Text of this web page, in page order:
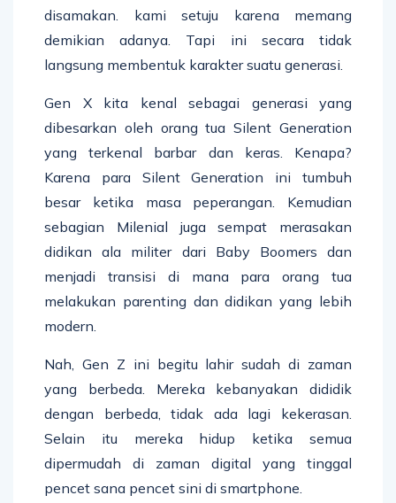
disamakan. kami setuju karena memang
demikian adanya. Tapi ini secara tidak
langsung membentuk karakter suatu generasi.
Gen X kita kenal sebagai generasi yang
dibesarkan oleh orang tua Silent Generation
yang terkenal barbar dan keras. Kenapa?
Karena para Silent Generation ini tumbuh
besar ketika masa peperangan. Kemudian
sebagian Milenial juga sempat merasakan
didikan ala militer dari Baby Boomers dan
menjadi transisi di mana para orang tua
melakukan parenting dan didikan yang lebih
modern.
Nah, Gen Z ini begitu lahir sudah di zaman
yang berbeda. Mereka kebanyakan dididik
dengan berbeda, tidak ada lagi kekerasan.
Selain itu mereka hidup ketika semua
dipermudah di zaman digital yang tinggal
pencet sana pencet sini di smartphone.